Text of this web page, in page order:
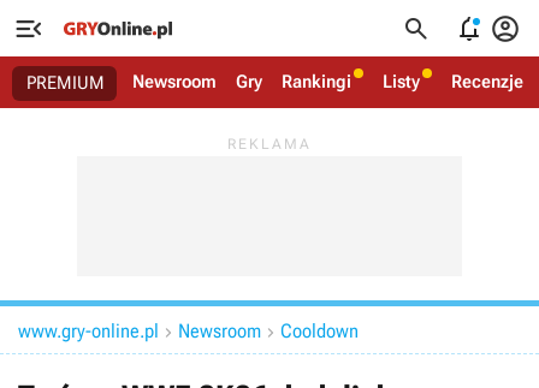
   
PREMIUM Newsroom Gry Rankingi Listy Recenzje
www.gry-online.pl  Newsroom  Cooldown